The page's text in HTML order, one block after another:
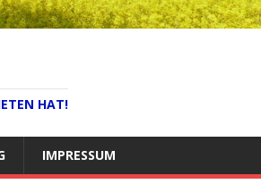
HAT!
IMPRESSUM